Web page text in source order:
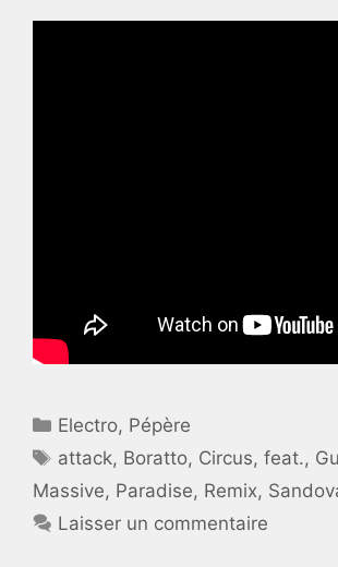
Catégories
Electro, Pépère
Étiquettes
attack, Boratto, Circus,feat.,
Massive, Paradise, Remix,
Laisser un commentaire